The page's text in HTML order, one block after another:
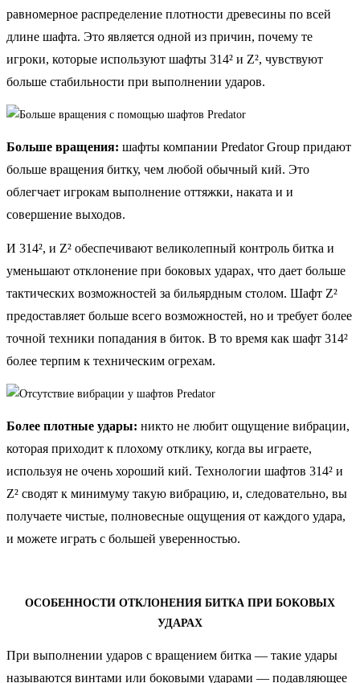
равномерное распределение плотности древесины по всей
длине шафта. Это является одной из причин, почему те
игроки, которые используют шафты 314² и Z², чувствуют
больше стабильности при выполнении ударов.
Больше вращения: шафты компании Predator Group придают
больше вращения битку, чем любой обычный кий. Это
облегчает игрокам выполнение оттяжки, наката и и
совершение выходов.
И 314², и Z² обеспечивают великолепный контроль битка и
уменьшают отклонение при боковых ударах, что дает больше
тактических возможностей за бильярдным столом. Шафт Z²
предоставляет больше всего возможностей, но и требует более
точной техники попадания в биток. В то время как шафт 314²
более терпим к техническим огрехам.
Более плотные удары: никто не любит ощущение вибрации,
которая приходит к плохому отклику, когда вы играете,
используя не очень хороший кий. Технологии шафтов 314² и
Z² сводят к минимуму такую вибрацию, и, следовательно, вы
получаете чистые, полновесные ощущения от каждого удара,
и можете играть с большей уверенностью.
ОСОБЕННОСТИ ОТКЛОНЕНИЯ БИТКА ПРИ БОКОВЫХ
УДАРАХ
При выполнении ударов с вращением битка — такие удары
называются винтами или боковыми ударами — подавляющее